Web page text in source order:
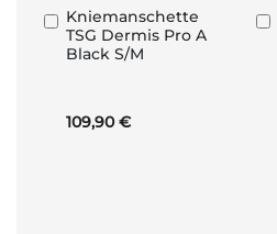
Kniemanschette
TSG Dermis Pro A
Black S/M
109,90 €
In
den
Warenkorb